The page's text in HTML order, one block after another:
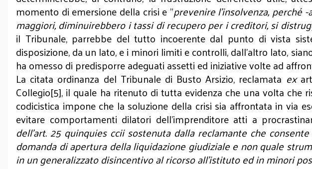
momento di emersione della crisi e "prevenire l’insolvenza,
maggiori, diminuirebbero i tassi di recupero per i creditori, si
il Tribunale, parrebbe del tutto incoerente dal punto di vista
disposizione, da un lato, e i minori limiti e controlli, dall’altro lato,
ha omesso di predisporre adeguati assetti ed iniziative volte ad
La citata ordinanza del Tribunale di Busto Arsizio, reclamata ex
Collegio[5], il quale ha ritenuto di tutta evidenza che una volta che
codicistica impone che la soluzione della crisi sia affrontata in via
evitare comportamenti dilatori dell’imprenditore atti a
dell’art. 25 quinquies ccii sostenuta dalla reclamante che
domanda di apertura della liquidazione giudiziale e non quale
in un generalizzato disincentivo al ricorso all’istituto ed in minori